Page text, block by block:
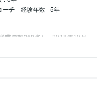
ーチ 経験年数 : 5年
業員数250名）
2018年10月
業員数700名）
2011年7月 ~
）